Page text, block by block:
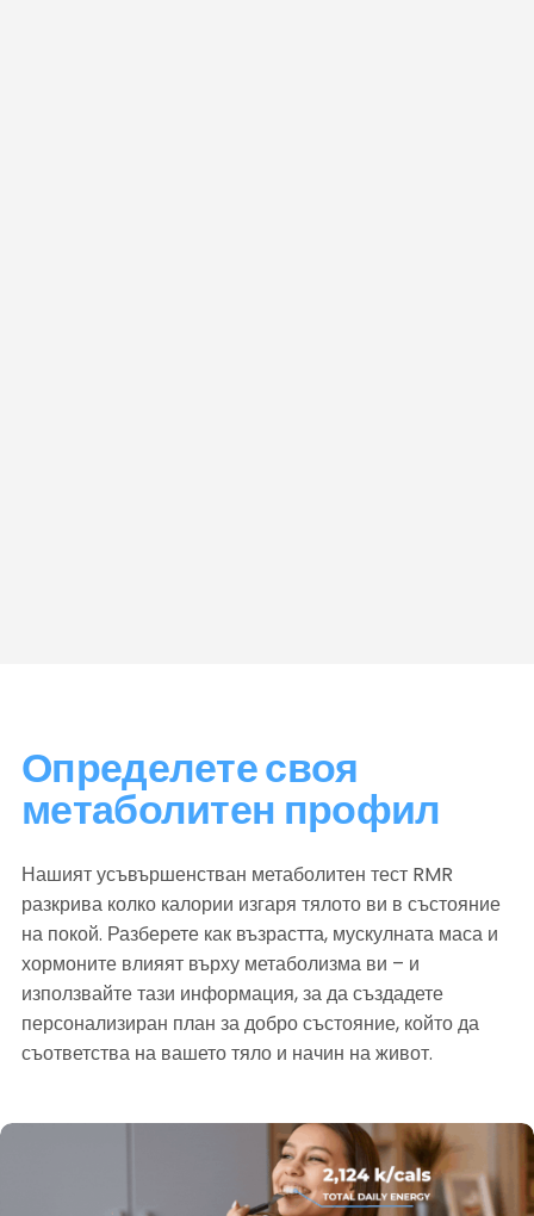
Определете своя
метаболитен профил
Нашият усъвършенстван метаболитен тест RMR
разкрива колко калории изгаря тялото ви в състояние
на покой. Разберете как възрастта, мускулната маса и
хормоните влияят върху метаболизма ви – и
използвайте тази информация, за да създадете
персонализиран план за добро състояние, който да
съответства на вашето тяло и начин на живот.